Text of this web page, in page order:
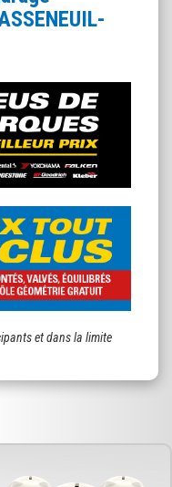
et dans la limite